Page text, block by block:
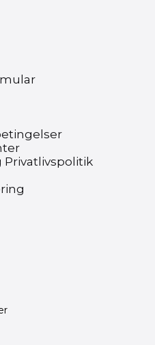
Privatlivspolitik